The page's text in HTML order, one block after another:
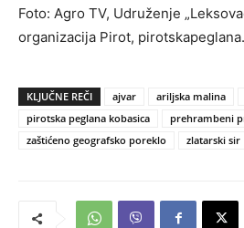
Foto: Agro TV, Udruženje
organizacija Pirot,
KLJUČNE REČI ajvar ariljska malina
pirotska peglana kobasica
prehrambeni
zaštićeno geografsko poreklo
zlatarski sir